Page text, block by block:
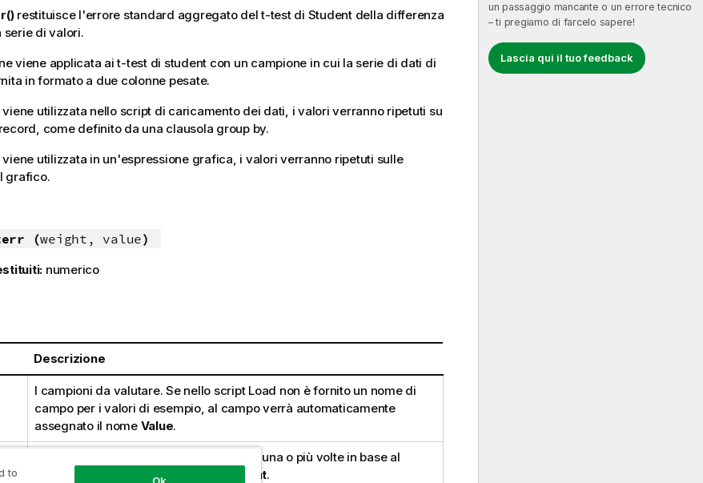
un passaggio mancante o un errore tecnico
– ti pregiamo di farcelo sapere!
Lascia qui il tuo feedback
restituisce l'errore standard aggregato del t-test di Student della differenza
serie di valori.
viene applicata ai t-test di student con un campione in cui la serie di dati di
in formato a due colonne pesate.
viene utilizzata nello script di caricamento dei dati, i valori verranno ripetuti su
come definito da una clausola group by.
viene utilizzata in un'espressione grafica, i valori verranno ripetuti sulle
grafico.
(weight, value)
numerico
Descrizione
I campioni da valutare. Se nello script Load non è fornito un nome di
campo per i valori di esempio, al campo verrà automaticamente
assegnato il nome Value.
può essere contato una o più volte in base al
corrispondente valore del peso in
weight.
to